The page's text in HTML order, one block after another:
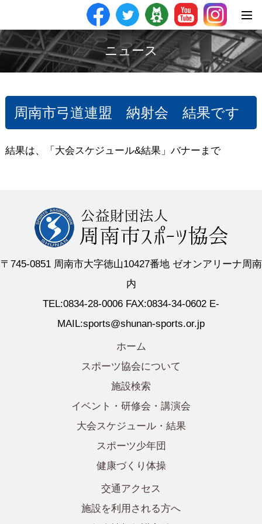
ニュース
周南市弓道連盟 納射会 結果です
結果は、「大会スケジュール&結果」バナーまで
〒745-0851 周南市大字徳山10427番地 ゼオンアリーナ周南
内
TEL:0834-28-0006 FAX:0834-34-0602 E-
MAIL:sports@shunan-sports.or.jp
ホーム
スポーツ協会について
施設検索
イベント・研修会・講演会
大会スケジュール・結果
スポーツ少年団
健康づくり体操
交通アクセス
施設を利用される方へ